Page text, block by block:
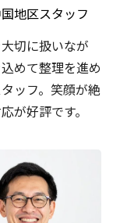
地区スタッフ
切に扱いなが
めて整理を進め
ッフ。笑顔が絶
が好評です。